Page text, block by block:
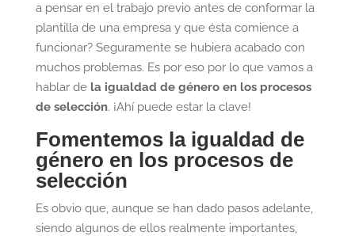
a pensar en el trabajo previo antes de conformar la
plantilla de una empresa y que ésta comience a
funcionar? Seguramente se hubiera acabado con
muchos problemas. Es por eso por lo que vamos a
hablar de la igualdad de género en los procesos
de selección. ¡Ahí puede estar la clave!
Fomentemos la igualdad de
género en los procesos de
selección
Es obvio que, aunque se han dado pasos adelante,
siendo algunos de ellos realmente importantes,